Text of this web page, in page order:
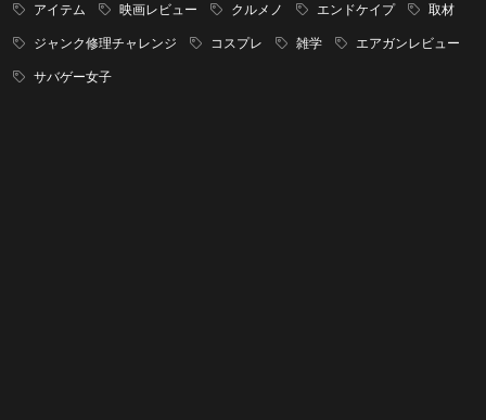
アイテム 映画レビュー クルメノ エンドケイプ 取材
ジャンク修理チャレンジ コスプレ 雑学 エアガンレビュー
サバゲー女子